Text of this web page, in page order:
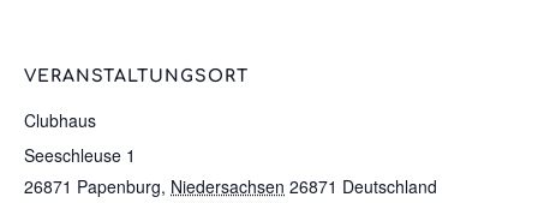
VERANSTALTUNGSORT
Clubhaus
Seeschleuse 1
26871 Papenburg, Niedersachsen 26871 Deutschland